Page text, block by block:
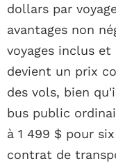
dollars par
avantages non
voyages inclus
devient un prix
des vols, bien
bus public
à 1 499 $ pour
contrat de